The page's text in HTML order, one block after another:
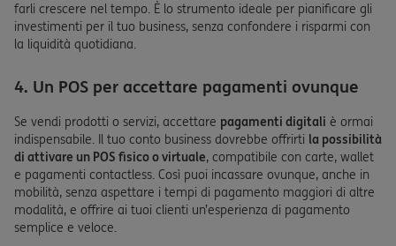
farli crescere nel tempo. È lo strumento ideale per pianificare gli
investimenti per il tuo business, senza confondere i risparmi con
la liquidità quotidiana.
4. Un POS per accettare pagamenti ovunque
Se vendi prodotti o servizi, accettare pagamenti digitali è ormai
indispensabile. Il tuo conto business dovrebbe offrirti la possibilità
di attivare un POS fisico o virtuale, compatibile con carte, wallet
e pagamenti contactless. Così puoi incassare ovunque, anche in
mobilità, senza aspettare i tempi di pagamento maggiori di altre
modalità, e offrire ai tuoi clienti un’esperienza di pagamento
semplice e veloce.